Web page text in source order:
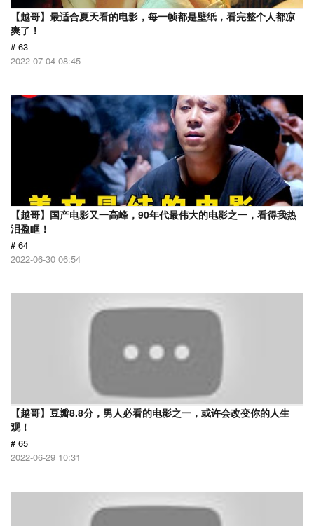
【越哥】最适合夏天看的电影，每一帧都是壁纸，看完整个人都凉
爽了！
# 63
2022-07-04 08:45
【越哥】国产电影又一高峰，90年代最伟大的电影之一，看得我热
泪盈眶！
# 64
2022-06-30 06:54
【越哥】豆瓣8.8分，男人必看的电影之一，或许会改变你的人生
观！
# 65
2022-06-29 10:31